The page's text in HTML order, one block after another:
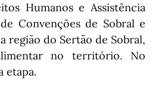
Humanos e Assistência
Convenções de Sobral e
região do Sertão de Sobral,
no território. No
etapa.